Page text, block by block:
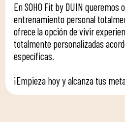
En SOHO Fit by DUIN
entrenamiento personal
ofrece la opción de vivir
totalmente personalizadas
específicas.
¡Empieza hoy y alcanza tus